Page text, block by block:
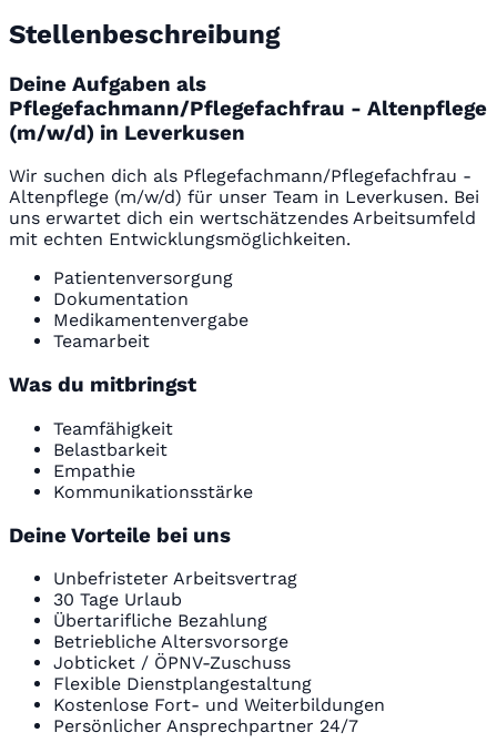
Stellenbeschreibung
Deine Aufgaben als
Pflegefachmann/Pflegefachfrau - Altenpflege
(m/w/d) in Leverkusen
Wir suchen dich als Pflegefachmann/Pflegefachfrau -
Altenpflege (m/w/d) für unser Team in Leverkusen. Bei
uns erwartet dich ein wertschätzendes Arbeitsumfeld
mit echten Entwicklungsmöglichkeiten.
Patientenversorgung
Dokumentation
Medikamentenvergabe
Teamarbeit
Was du mitbringst
Teamfähigkeit
Belastbarkeit
Empathie
Kommunikationsstärke
Deine Vorteile bei uns
Unbefristeter Arbeitsvertrag
30 Tage Urlaub
Übertarifliche Bezahlung
Betriebliche Altersvorsorge
Jobticket / ÖPNV-Zuschuss
Flexible Dienstplangestaltung
Kostenlose Fort- und Weiterbildungen
Persönlicher Ansprechpartner 24/7